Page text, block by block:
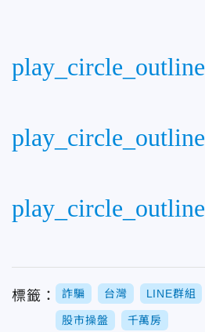
play_circle_outline
play_circle_outline
play_circle_outline
標籤： 詐騙 台灣 LINE群組
股市操盤 千萬房